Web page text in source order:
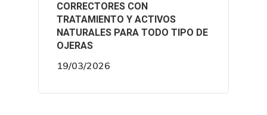
CORRECTORES CON
TRATAMIENTO Y ACTIVOS
NATURALES PARA TODO TIPO DE
OJERAS
19/03/2026